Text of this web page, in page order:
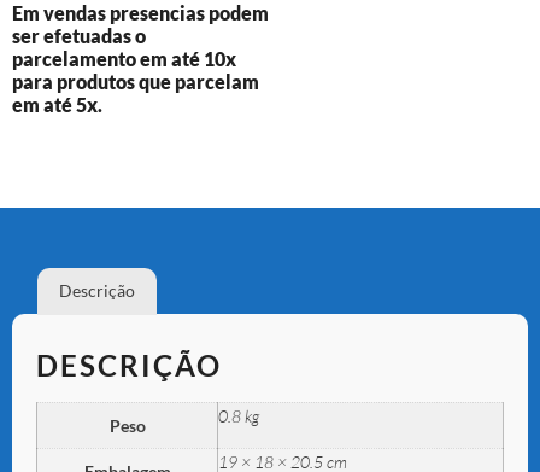
Em vendas presencias podem
ser efetuadas o
parcelamento em até 10x
para produtos que parcelam
em até 5x.
Descrição
DESCRIÇÃO
Peso 0.8 kg
19 × 18 × 20.5 cm